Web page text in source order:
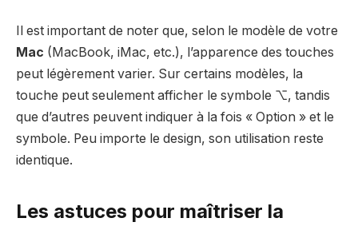
Il est important de noter que, selon le modèle de votre
Mac (MacBook, iMac, etc.), l’apparence des touches
peut légèrement varier. Sur certains modèles, la
touche peut seulement afficher le symbole ⌥, tandis
que d’autres peuvent indiquer à la fois « Option » et le
symbole. Peu importe le design, son utilisation reste
identique.
Les astuces pour maîtriser la